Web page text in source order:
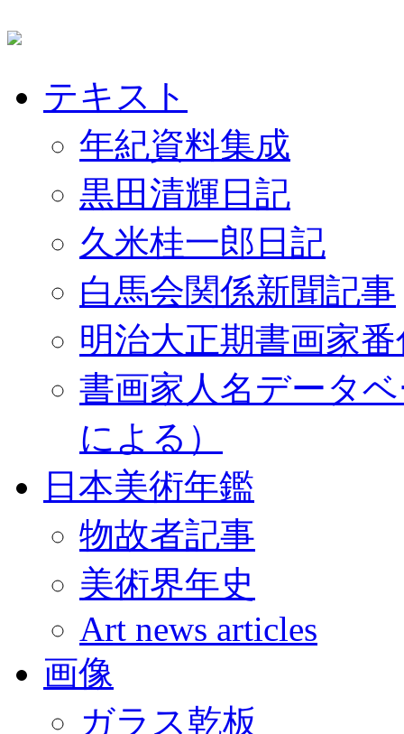
テキスト
年紀資料集成
黒田清輝日記
久米桂一郎日記
白馬会関係新聞記事
明治大正期書画家
書画家人名データ
による）
日本美術年鑑
物故者記事
美術界年史
Art news articles
画像
ガラス乾板